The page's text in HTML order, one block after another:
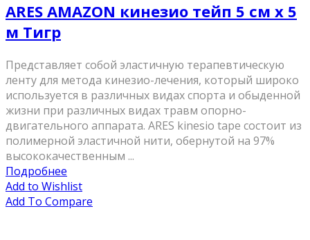
ARES AMAZON кинезио тейп 5 см х 5
м Тигр
Представляет собой эластичную терапевтическую
ленту для метода кинезио-лечения, который широко
используется в различных видах спорта и обыденной
жизни при различных видах травм опорно-
двигательного аппарата. ARES kinesio tape состоит из
полимерной эластичной нити, обернутой на 97%
высококачественным ...
Подробнее
Add to Wishlist
Add To Compare